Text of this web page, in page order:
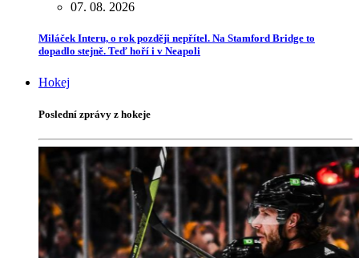
07. 08. 2026
Miláček Interu, o rok později nepřítel. Na Stamford Bridge to
dopadlo stejně. Teď hoří i v Neapoli
Hokej
Poslední zprávy z hokeje